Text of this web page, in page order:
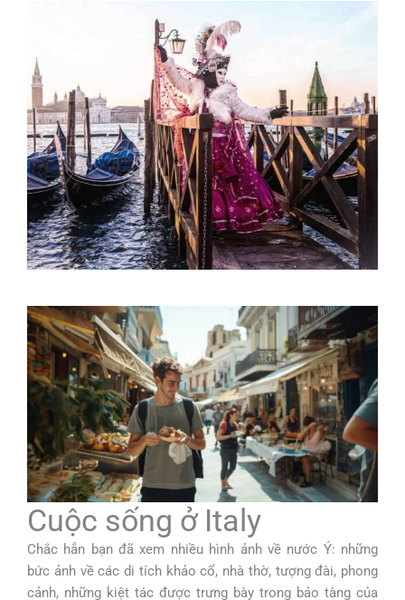
Cuộc sống ở Italy
Chắc hẳn bạn đã xem nhiều hình ảnh về nước Ý: những
bức ảnh về các di tích khảo cổ, nhà thờ, tượng đài, phong
cảnh, những kiệt tác được trưng bày trong bảo tàng của